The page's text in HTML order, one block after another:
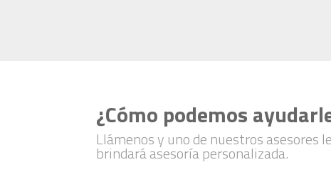
¿Cómo podemos
Llámenos y uno de nuestros asesores le
brindará asesoría personalizada.